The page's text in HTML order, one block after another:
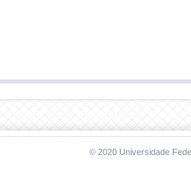
© 2020 Universidade